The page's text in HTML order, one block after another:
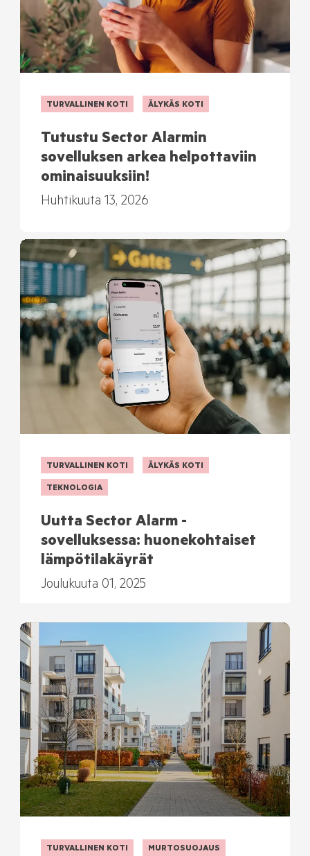
TURVALLINEN KOTI ÄLYKÄS KOTI
Tutustu Sector Alarmin
sovelluksen arkea helpottaviin
ominaisuuksiin!
Huhtikuuta 13, 2026
TURVALLINEN KOTI ÄLYKÄS KOTI
TEKNOLOGIA
Uutta Sector Alarm -
sovelluksessa: huonekohtaiset
lämpötilakäyrät
Joulukuuta 01, 2025
TURVALLINEN KOTI MURTOSUOJAUS